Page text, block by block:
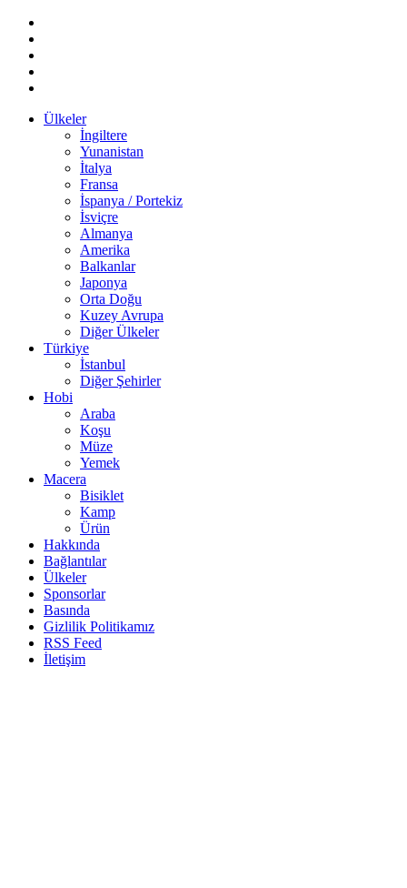
Ülkeler
İngiltere
Yunanistan
İtalya
Fransa
İspanya / Portekiz
İsviçre
Almanya
Amerika
Balkanlar
Japonya
Orta Doğu
Kuzey Avrupa
Diğer Ülkeler
Türkiye
İstanbul
Diğer Şehirler
Hobi
Araba
Koşu
Müze
Yemek
Macera
Bisiklet
Kamp
Ürün
Hakkında
Bağlantılar
Ülkeler
Sponsorlar
Basında
Gizlilik Politikamız
RSS Feed
İletişim